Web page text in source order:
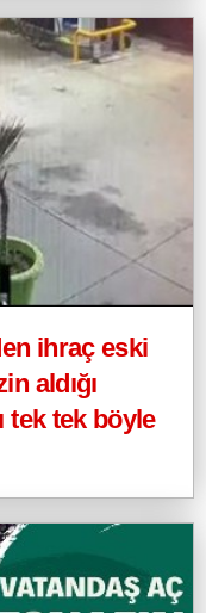
ihraç eski
aldığı
tek tek böyle